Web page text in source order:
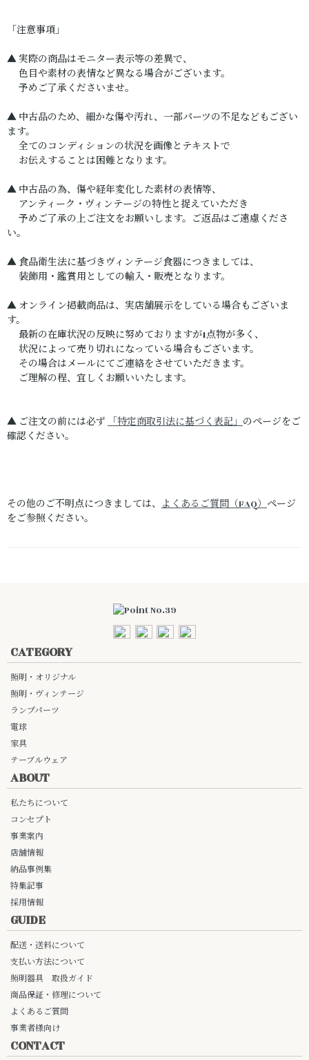
「注意事項」
▲ 実際の商品はモニター表示等の差異で、
色目や素材の表情など異なる場合がございます。
予めご了承くださいませ。
▲ 中古品のため、細かな傷や汚れ、一部パーツの不足などもござい
ます。
全てのコンディションの状況を画像とテキストで
お伝えすることは困難となります。
▲ 中古品の為、傷や経年変化した素材の表情等、
アンティーク・ヴィンテージの特性と捉えていただき
予めご了承の上ご注文をお願いします。ご返品はご遠慮くださ
い。
▲ 食品衛生法に基づきヴィンテージ食器につきましては、
装飾用・鑑賞用としての輸入・販売となります。
▲ オンライン掲載商品は、実店舗展示をしている場合もございま
す。
最新の在庫状況の反映に努めておりますが1点物が多く、
状況によって売り切れになっている場合もございます。
その場合はメールにてご連絡をさせていただきます。
ご理解の程、宜しくお願いいたします。
▲ ご注文の前には必ず 「特定商取引法に基づく表記」のページをご
確認ください。
その他のご不明点につきましては、 よくあるご質問（FAQ）ページ
をご参照ください。
CATEGORY
照明・オリジナル
照明・ヴィンテージ
ランプパーツ
電球
家具
テーブルウェア
ABOUT
私たちについて
コンセプト
事業案内
店舗情報
納品事例集
特集記事
採用情報
GUIDE
配送・送料について
支払い方法について
照明器具 取扱ガイド
商品保証・修理について
よくあるご質問
事業者様向け
CONTACT